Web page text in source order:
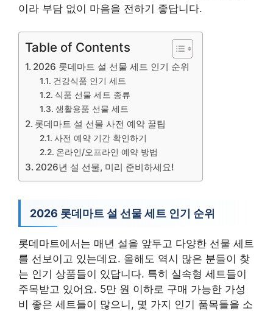
이라 부담 없이 마음을 전하기 좋답니다.
Table of Contents
2026 롯데마트 설 선물 세트 인기 순위
건강식품 인기 세트
식품 선물 세트 종류
생활용품 선물 세트
롯데마트 설 선물 사전 예약 꿀팁
사전 예약 기간 확인하기
온라인/오프라인 예약 방법
2026년 설 선물, 미리 준비하세요!
2026 롯데마트 설 선물 세트 인기 순위
롯데마트에서는 매년 설을 앞두고 다양한 선물 세트
를 선보이고 있는데요. 올해도 역시 많은 분들이 찾
는 인기 상품들이 있답니다. 특히 실속형 세트들이
주목받고 있어요. 5만 원 이하로 구매 가능한 가성
비 좋은 세트들이 많으니, 몇 가지 인기 품목들을 소